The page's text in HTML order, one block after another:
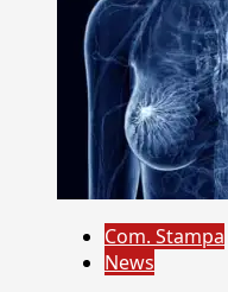
Com. Stampa
News